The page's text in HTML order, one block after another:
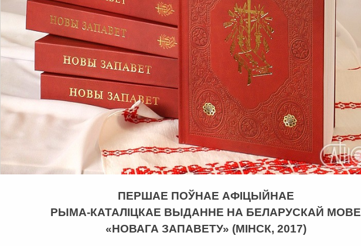
ПЕРШАЕ ПОЎНАЕ АФІЦЫЙНАЕ
РЫМА-КАТАЛІЦКАЕ ВЫДАННЕ НА БЕЛАРУСКАЙ МОВЕ
«НОВАГА ЗАПАВЕТУ» (МІНСК, 2017)